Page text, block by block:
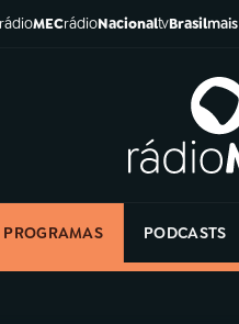
MECrádioNacionaltvBrasilmais
PROGRAMAS PODCASTS